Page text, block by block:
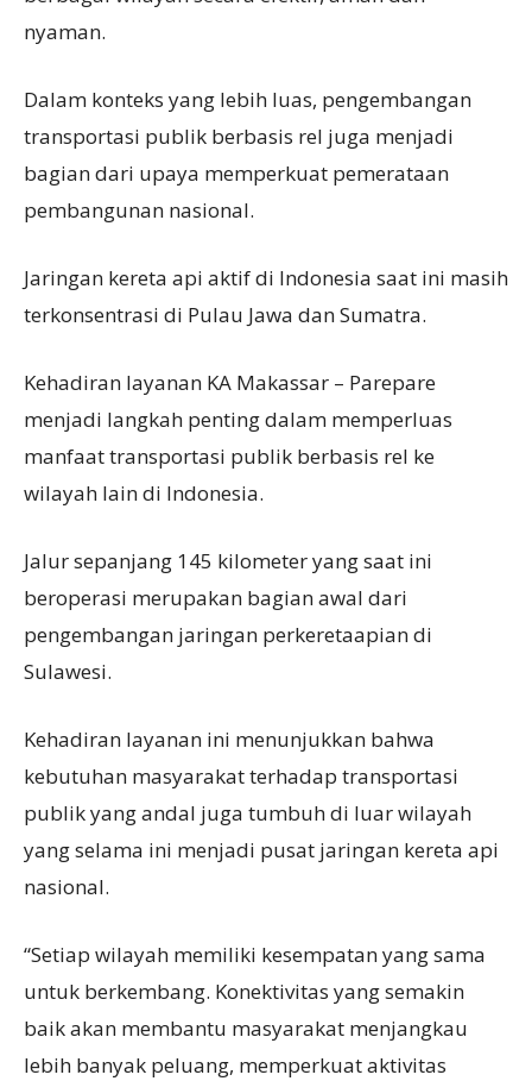
nyaman.
Dalam konteks yang lebih luas, pengembangan
transportasi publik berbasis rel juga menjadi
bagian dari upaya memperkuat pemerataan
pembangunan nasional.
Jaringan kereta api aktif di Indonesia saat ini masih
terkonsentrasi di Pulau Jawa dan Sumatra.
Kehadiran layanan KA Makassar – Parepare
menjadi langkah penting dalam memperluas
manfaat transportasi publik berbasis rel ke
wilayah lain di Indonesia.
Jalur sepanjang 145 kilometer yang saat ini
beroperasi merupakan bagian awal dari
pengembangan jaringan perkeretaapian di
Sulawesi.
Kehadiran layanan ini menunjukkan bahwa
kebutuhan masyarakat terhadap transportasi
publik yang andal juga tumbuh di luar wilayah
yang selama ini menjadi pusat jaringan kereta api
nasional.
“Setiap wilayah memiliki kesempatan yang sama
untuk berkembang. Konektivitas yang semakin
baik akan membantu masyarakat menjangkau
lebih banyak peluang, memperkuat aktivitas